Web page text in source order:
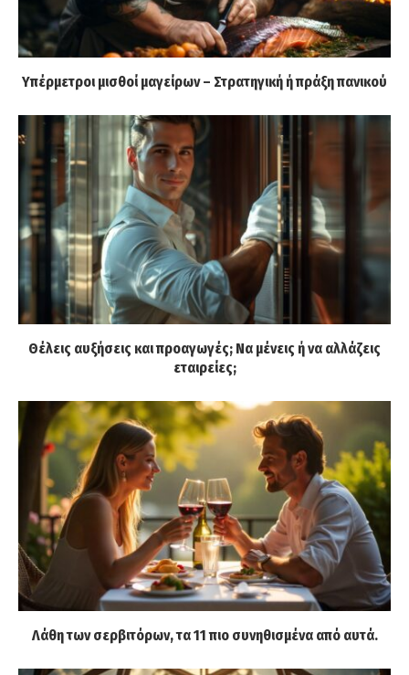
Υπέρμετροι μισθοί μαγείρων – Στρατηγική ή πράξη πανικού
Θέλεις αυξήσεις και προαγωγές; Να μένεις ή να αλλάζεις
εταιρείες;
Λάθη των σερβιτόρων, τα 11 πιο συνηθισμένα από αυτά.